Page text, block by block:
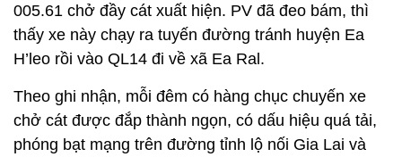
005.61 chở đầy cát xuất hiện. PV đã đeo bám, thì
thấy xe này chạy ra tuyến đường tránh huyện Ea
H’leo rồi vào QL14 đi về xã Ea Ral.
Theo ghi nhận, mỗi đêm có hàng chục chuyến xe
chở cát được đắp thành ngọn, có dấu hiệu quá tải,
phóng bạt mạng trên đường tỉnh lộ nối Gia Lai và